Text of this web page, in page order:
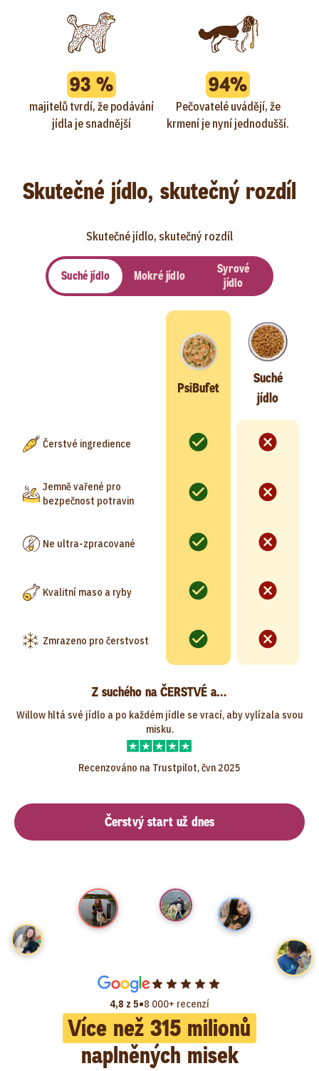
93 %
majitelů tvrdí, že podávání
jídla je snadnější
94%
Pečovatelé uvádějí, že
krmení je nyní jednodušší.
Skutečné jídlo, skutečný rozdíl
Skutečné jídlo, skutečný rozdíl
Suché jídlo Mokré jídlo
Syrové
jídlo
PsiBufet
Suché
jídlo
Čerstvé ingredience
Jemně vařené pro
bezpečnost potravin
Ne ultra-zpracované
Kvalitní maso a ryby
Zmrazeno pro čerstvost
Z suchého na ČERSTVÉ a…
Willow hltá své jídlo a po každém jídle se vrací, aby vylízala svou
misku.
Recenzováno na Trustpilot, čvn 2025
Čerstvý start už dnes
4,8 z 5•8 000+ recenzí
Více než 315 milionů
naplněných misek